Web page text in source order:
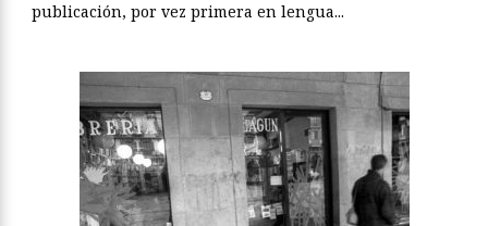
publicación, por vez primera en lengua...